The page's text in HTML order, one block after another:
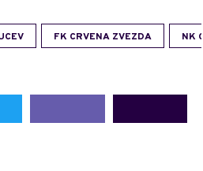
FK CRVENA ZVEZDA NK